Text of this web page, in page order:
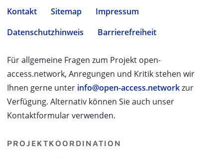
Kontakt Sitemap
Impressum
Datenschutzhinweis
Barrierefreiheit
Für allgemeine Fragen zum Projekt open-
access.network, Anregungen und Kritik stehen wir
Ihnen gerne unter info@open-access.networkzur
Verfügung. Alternativ können Sie auch unser
Kontaktformular verwenden.
PROJEKTKOORDINATION